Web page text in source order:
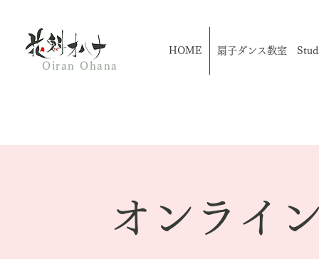
Oiran Ohana
HOME 扇子ダンス教室
オンライ